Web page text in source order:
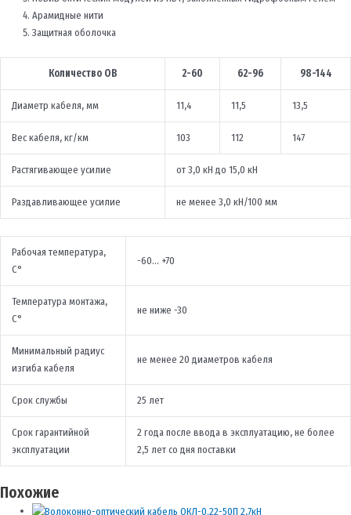
Арамидные нити
Защитная оболочка
Количество ОВ 2-60 62-96 98-144
Диаметр кабеля, мм 11,4 11,5 13,5
Вес кабеля, кг/км 103 112 147
Растягивающее усилие от 3,0 кН до 15,0 кН
Раздавливающее усилие не менее 3,0 кН/100 мм
Рабочая температура,
С°
-60… +70
Температура монтажа,
С°
не ниже -30
Минимальный радиус
изгиба кабеля
не менее 20 диаметров кабеля
Срок службы 25 лет
Срок гарантийной
эксплуатации
2 года после ввода в эксплуатацию, не более
2,5 лет со дня поставки
Похожие